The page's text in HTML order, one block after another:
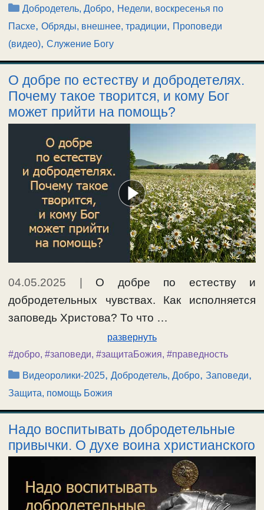
Рубрики
Добродетель, Добро, Недели, воскресенья по
Пасхе, Обряды, внешнее, традиции, Проповеди
(видео), Служение Богу
О добре по естеству и добродетелях.
Почему такое творится, и кому Бог
может прийти на помощь?
04.05.2025 | О добре по естеству и
добродетельных чувствах. Как исполняется
заповедь Христова? То что …
развернуть
#добро, #заповеди, #защитаБожия, #праведность
Рубрики
Видеоролики-2025,Добродетель, Добро,Заповеди,
Защита, помощь Божия
Надо воспитывать добродетельные
привычки. О духе воина христианского